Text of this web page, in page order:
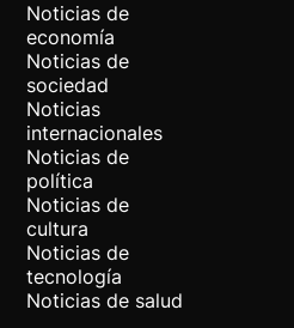
Noticias de
economía
Noticias de
sociedad
Noticias
internacionales
Noticias de
política
Noticias de
cultura
Noticias de
tecnología
Noticias de salud